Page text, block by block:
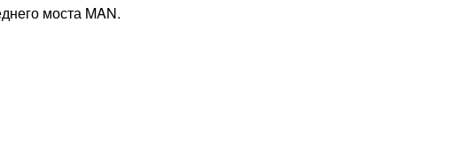
моста MAN.